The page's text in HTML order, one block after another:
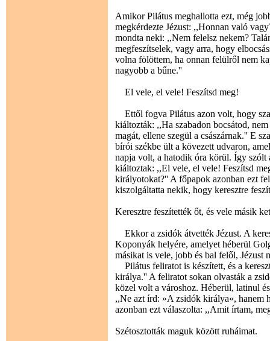
Amikor Pilátus meghallotta ezt, még
megkérdezte Jézust: ,,Honnan való
mondta neki: ,,Nem felelsz nekem?
megfeszítselek, vagy arra, hogy
volna fölöttem, ha onnan felülről nem
nagyobb a bűne.''
El vele, el vele! Feszítsd meg!
Ettől fogva Pilátus azon volt, hogy
kiáltozták: ,,Ha szabadon bocsátod,
magát, ellene szegül a császárnak.'' E
bírói székbe ült a kövezett udvaron,
napja volt, a hatodik óra körül. Így
kiáltoztak: ,,El vele, el vele! Feszítsd
királyotokat?'' A főpapok azonban ezt
kiszolgáltatta nekik, hogy keresztre
Keresztre feszítették őt, és vele másik
Ekkor a zsidók átvették Jézust. A
Koponyák helyére, amelyet héberül
másikat is vele, jobb és bal felől, Jézust
Pilátus feliratot is készített, és a
királya.'' A feliratot sokan olvasták a
közel volt a városhoz. Héberül, latinul
,,Ne azt írd: »A zsidók királya«,
azonban ezt válaszolta: ,,Amit írtam,
Szétosztották maguk között ruháimat.